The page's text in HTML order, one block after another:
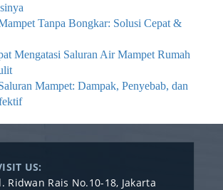
Tanpa Bongkar: Solusi Cepat &
Mengatasi Saluran Air Mampet Rumah
Mampet: Dampak, Penyebab, dan
US:
Ridwan Rais No.10-18, Jakarta